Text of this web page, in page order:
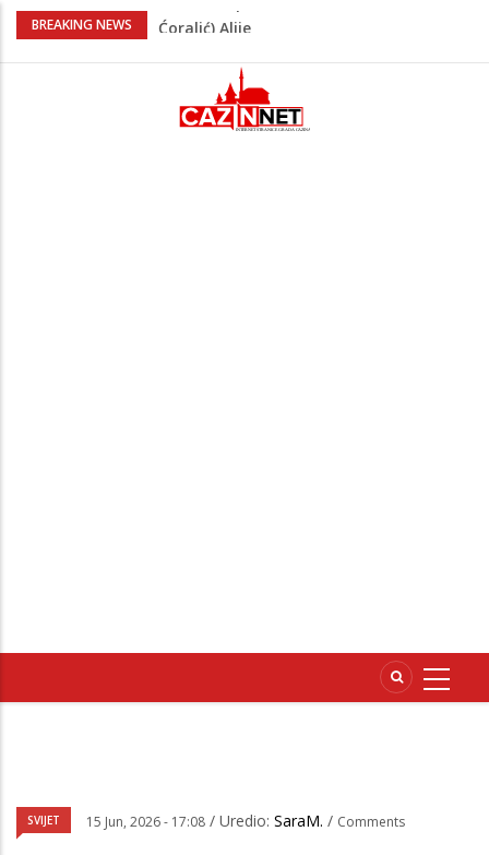
BREAKING NEWS
FIFA stala u odbranu Infantina nakon
Meso koje se topi u ustima: Jednostavan
recept za sočnu junetinu u saftu
Zašto se Real Madrid ovog ljeta ne
SVIJET 15 Jun, 2026 - 17:08 / Uredio: SaraM. / Comments